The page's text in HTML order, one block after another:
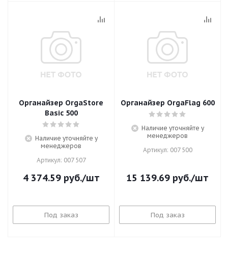
Органайзер OrgaStore
Basic 500
Наличие уточняйте у
менеджеров
Артикул: 007 507
4 374.59руб./шт
Под заказ
Органайзер OrgaFlag 600
Наличие уточняйте у
менеджеров
Артикул: 007 500
15 139.69 руб./шт
Под заказ